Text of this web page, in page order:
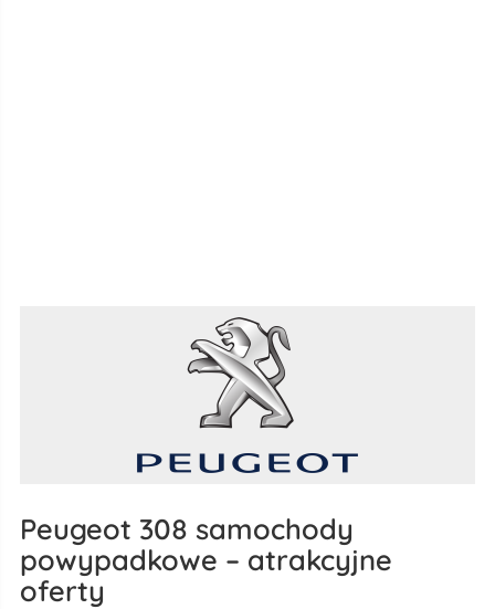
Peugeot 308 samochody
powypadkowe – atrakcyjne
oferty